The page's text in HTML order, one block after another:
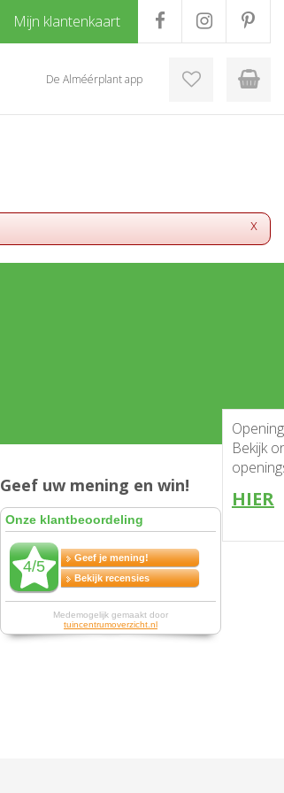
Mijn klantenkaart
De Alméérplant app
x
Geef uw mening en win!
Bekijk onze huidige
HIER